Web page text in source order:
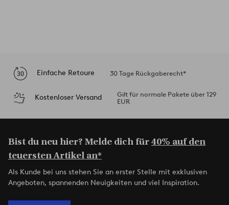
Einfache Retoure 30 Tage Rückgaberecht*
Kostenloser Versand
Gilt für normale Pakete über 129
EUR
Bist du neu hier? Melde dich für40% auf den
teuersten Artikel an*
Als Kunde bei uns stehen Sie an erster Stelle mit exklusiven
Angeboten, spannenden Neuigkeiten und viel Inspiration.